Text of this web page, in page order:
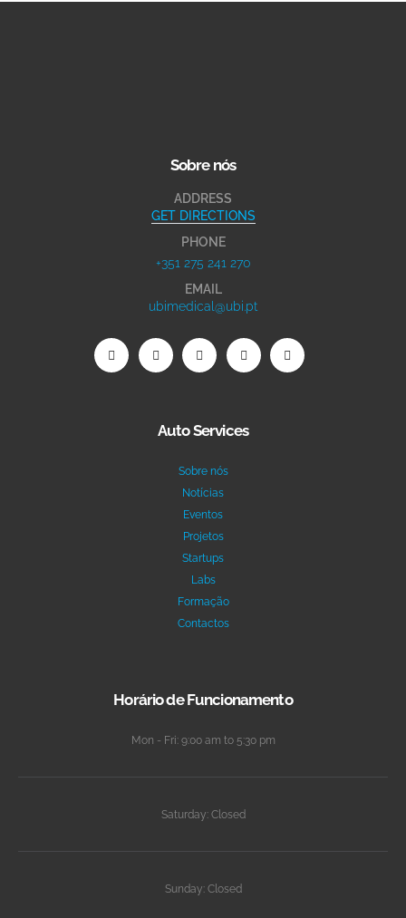
Sobre nós
ADDRESS
GET DIRECTIONS
PHONE
+351 275 241 270
EMAIL
ubimedical@ubi.pt
Auto Services
Sobre nós
Notícias
Eventos
Projetos
Startups
Labs
Formação
Contactos
Horário de Funcionamento
Mon - Fri: 9:00 am to 5:30 pm
Saturday: Closed
Sunday: Closed